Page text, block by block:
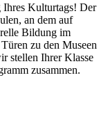
Ihres Kulturtags! Der
an dem auf
Bildung im
zu den Museen
stellen Ihrer Klasse
zusammen.